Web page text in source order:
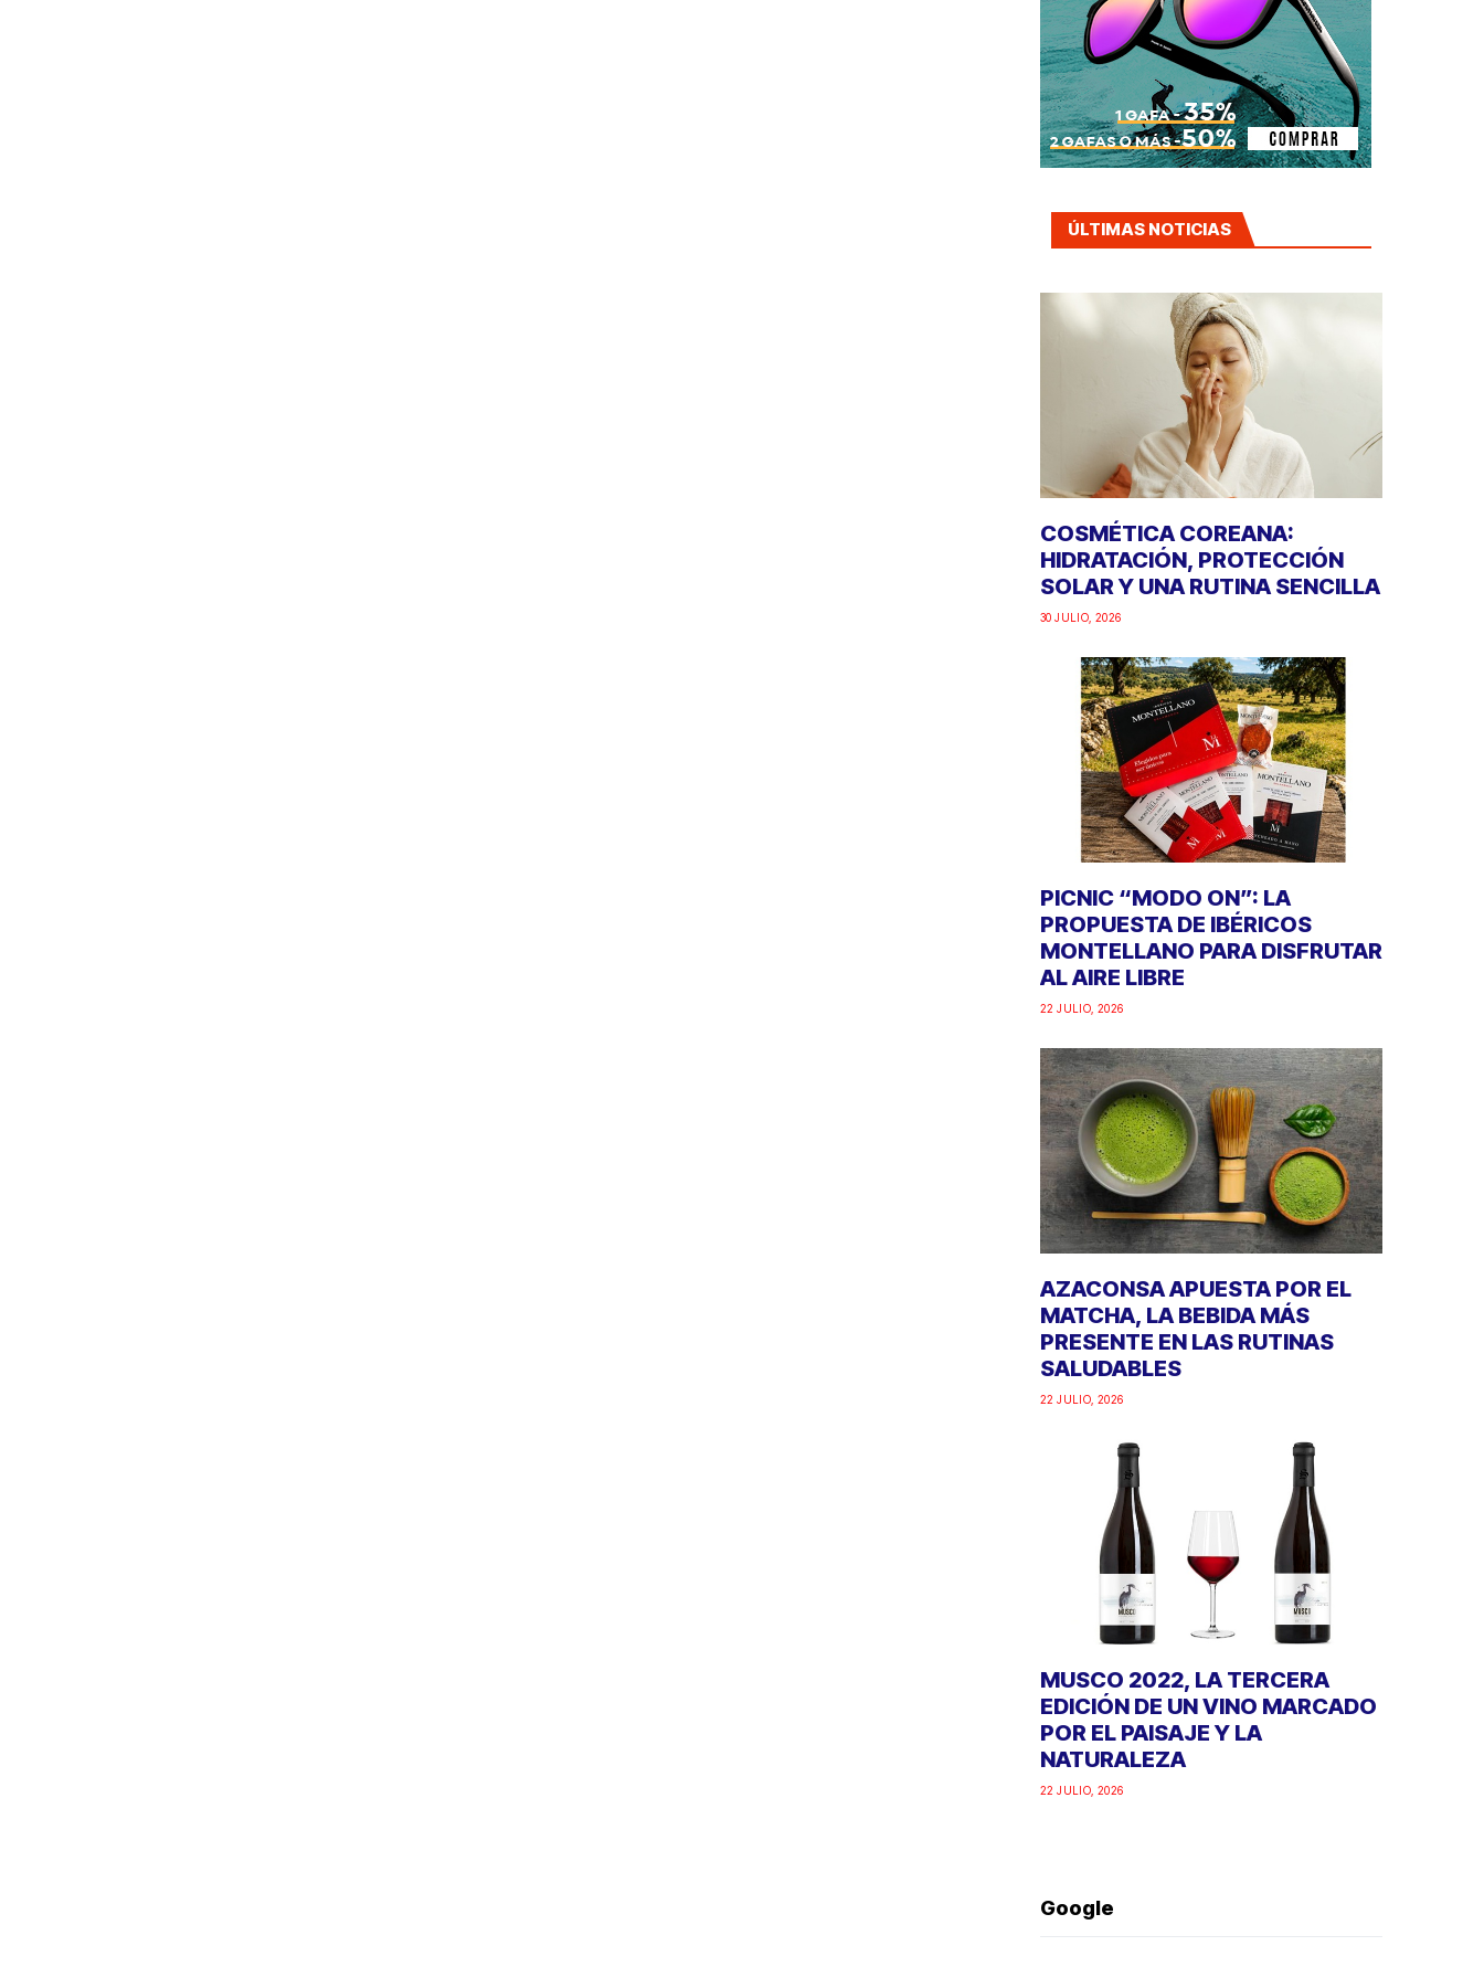
ÚLTIMAS NOTICIAS
COSMÉTICA COREANA:
HIDRATACIÓN, PROTECCIÓN
SOLAR Y UNA RUTINA SENCILLA
30 JULIO, 2026
PICNIC “MODO ON”: LA
PROPUESTA DE IBÉRICOS
MONTELLANO PARA DISFRUTAR
AL AIRE LIBRE
22 JULIO, 2026
AZACONSA APUESTA POR EL
MATCHA, LA BEBIDA MÁS
PRESENTE EN LAS RUTINAS
SALUDABLES
22 JULIO, 2026
MUSCO 2022, LA TERCERA
EDICIÓN DE UN VINO MARCADO
POR EL PAISAJE Y LA
NATURALEZA
22 JULIO, 2026
Google